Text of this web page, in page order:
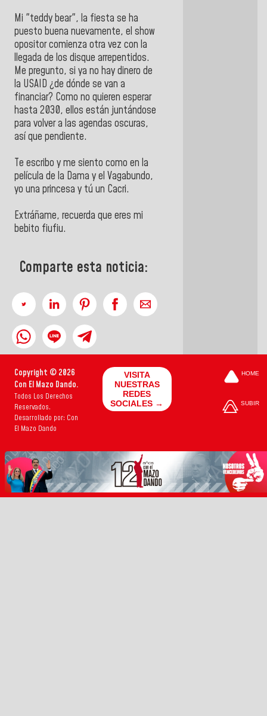
Mi "teddy bear", la fiesta se ha
puesto buena nuevamente, el show
opositor comienza otra vez con la
llegada de los disque arrepentidos.
Me pregunto, si ya no hay dinero de
la USAID ¿de dónde se van a
financiar? Como no quieren esperar
hasta 2030, ellos están juntándose
para volver a las agendas oscuras,
así que pendiente.
Te escribo y me siento como en la
película de la Dama y el Vagabundo,
yo una princesa y tú un Cacri.
Extráñame, recuerda que eres mi
bebito fiufiu.
Comparte esta noticia:
Copyright © 2026
Con El Mazo Dando.
Todos Los Derechos
Reservados.
Desarrollado por: Con
El Mazo Dando
VISITA
NUESTRAS
REDES
SOCIALES →
HOME
SUBIR